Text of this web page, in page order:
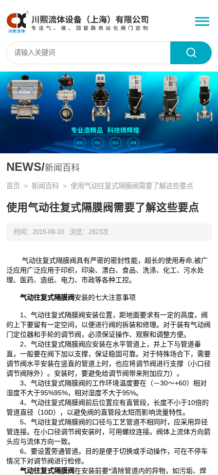
NEWS/新闻百科
首页 >新闻百科 > 使用气动往复式隔膜阀需要了解这些要点
使用气动往复式隔膜阀需要了解这些要点
时间：2015-09-10 浏览：2823次
气动往复式隔膜阀具有严密的密封性能，超长的使用寿命,被广
泛应用广泛应用于印织，印染、漂白、食品、洗涤、化工、污水处
理、医药、造纸、电力、市政等各种工控。
气动往复式隔膜阀安装的七大注意事项
1、气动往复式隔膜阀安装位置，距地面要求有一定的高度，阀
的上下要留有一定空间，以便进行阀的拆装和修理。对于装有气动阀
门定位器和手轮的调节阀，必须保证操作、观察和调整方便。
2、气动往复式隔膜阀应安装在水平管道上，并上下与管道垂
直，一般要在阀下加以支撑，保证稳固可靠。对于特殊场合下，需要
调节阀水平安装在竖直的管道上时，也应将调节阀进行支撑（小口径
调节阀除外）。安装时，要避免给调节阀带来附加应力）。
3、气动往复式隔膜阀的工作环境温度要在（－30～+60）相对
湿度不大于95%95%，相对湿度不大于95%。
4、气动往复式隔膜阀前后位置应有直管段，长度不小于10倍的
管道直径（10D），以避免阀的直管段太短而影响流量特性。
5、气动往复式隔膜阀的口径与工艺管道不相同时，应采用异径
管连接。在小口径调节阀安装时，可用螺纹连接。阀体上流体方向箭
头应与流体方向一致。
6、要设置旁通管道。目的是便于切换或手动操作，可在不停车
情况下对调节阀进行检修。
气动往复式隔膜阀在安装前要*清除管道内的异物，如污垢、焊